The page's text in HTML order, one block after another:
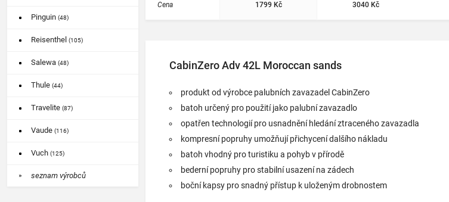
Pinguin (48)
Reisenthel (105)
Salewa (48)
Thule (44)
Travelite (87)
Vaude (116)
Vuch (125)
seznam výrobců
Cena 1799 Kč 3040 Kč
CabinZero Adv 42L Moroccan sands
produkt od výrobce palubních zavazadel CabinZero
batoh určený pro použití jako palubní zavazadlo
opatřen technologií pro usnadnění hledání ztraceného zavazadla
kompresní popruhy umožňují přichycení dalšího nákladu
batoh vhodný pro turistiku a pohyb v přírodě
bederní popruhy pro stabilní usazení na zádech
boční kapsy pro snadný přístup k uloženým drobnostem